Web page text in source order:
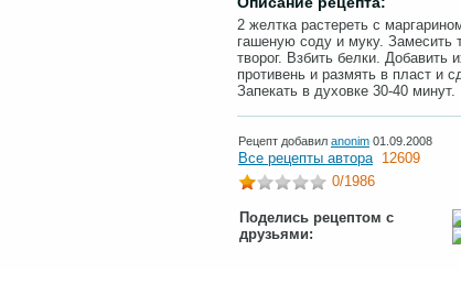
2 желтка растереть с
гашеную соду и муку. Замесить
творог. Взбить белки.
противень и размять в пласт и
Запекать в духовке 30-40 минут.
Рецепт добавил anonim 01.09.2008
Все рецепты автора 12609
0/1986
Поделись рецептом с
друзьями: